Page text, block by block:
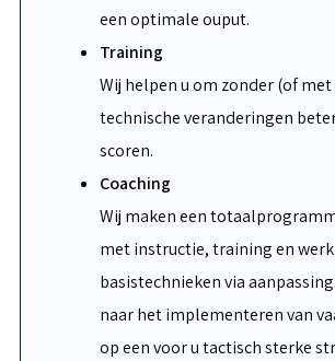
een optimale ouput.
Training
Wij helpen u om zonder (of
technische veranderingen
scoren.
Coaching
Wij maken een
met instructie, training en
basistechnieken via
naar het implementeren van
op een voor u tactisch sterke